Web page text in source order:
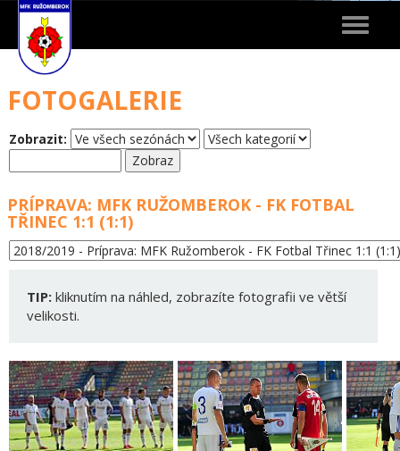
Toggle
FOTOGALERIE
Zobrazit:
PRÍPRAVA: MFK RUŽOMBEROK - FK FOTBAL
TŘINEC 1:1 (1:1)
TIP: kliknutím na náhled, zobrazíte fotografii ve větší
velikosti.